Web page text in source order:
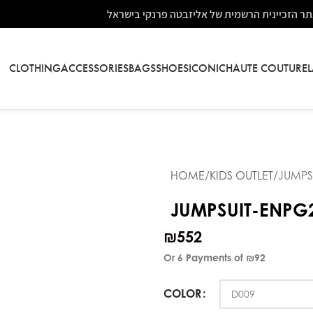
הזכיינית הרשמית של אליזבטה פרנקי בישראל
CLOTHINGACCESSORIESBAGSSHOESICONICHAUTE COUTURE
HOME KIDS OUTLET
JUMPSUIT-
₪552
Or 6 Payments of ₪92
COLOR